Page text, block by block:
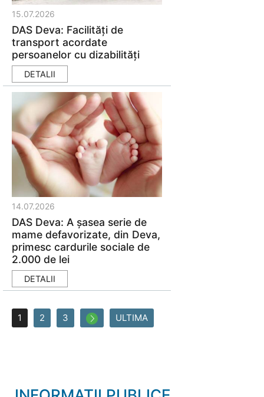
15.07.2026
DAS Deva: Facilități de
transport acordate
persoanelor cu dizabilități
DETALII
14.07.2026
DAS Deva: A șasea serie de
mame defavorizate, din Deva,
primesc cardurile sociale de
2.000 de lei
DETALII
1 2 3 ULTIMA